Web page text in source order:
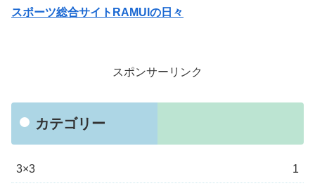
スポーツ総合サイトRAMUIの日々
スポンサーリンク
カテゴリー
3×3 1